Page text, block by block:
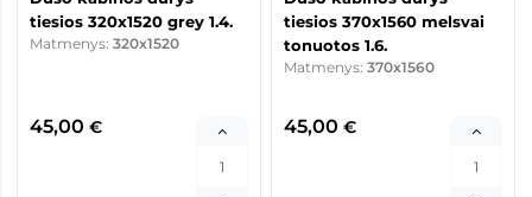
tiesios 320x1520 grey 1.4.
Matmenys: 320x1520
45,00 €
tiesios 370x1560 melsvai
tonuotos 1.6.
Matmenys: 370x1560
45,00 €